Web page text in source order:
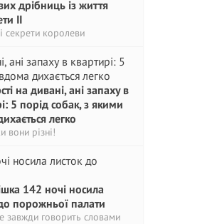
дрібниць із життя
II
секрети королеви
на дивані, ані запаху в
5 порід собак, з якими
легко
вони різні!
142 ночі носила
порожньої палати
завжди говорить словами